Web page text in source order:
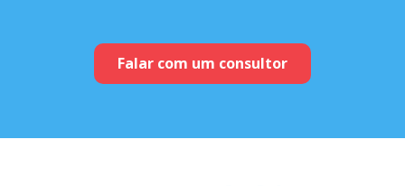
Falar com um consultor